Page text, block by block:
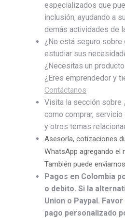
especializados que
inclusión, ayudando a
demás actividades de
¿No está seguro
estudiar sus
¿Necesitas un
¿Eres emprendedor y
Contáctanos
Visita la sección sobre
como comprar,
y otros temas
Asesoría, cotizaciones
WhatsApp agregando
También puede
Pagos en Colombia
o debito. Si la
Union o Paypal.
pago personalizado